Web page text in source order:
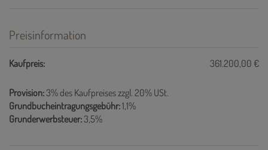
Preisinformation
Kaufpreis: 361.200,00 €
Provision:3% des Kaufpreises zzgl. 20% USt.
Grundbucheintragungsgebühr:1,1%
Grunderwerbsteuer:3,5%